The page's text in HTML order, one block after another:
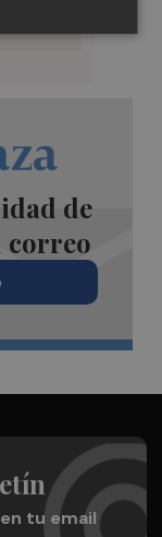
de
correo
tu email